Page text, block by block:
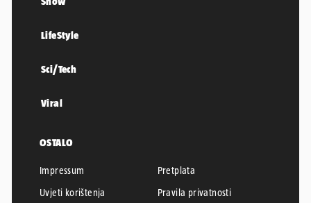
LifeStyle
Sci/Tech
Viral
OSTALO
Impressum
Pretplata
Uvjeti korištenja
Pravila privatnosti